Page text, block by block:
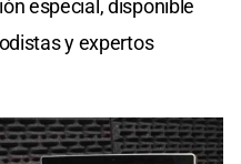
especial, disponible
y expertos